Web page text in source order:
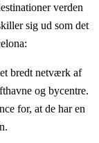
verden
sig ud som det
bredt netværk af
og bycentre.
for, at de har en